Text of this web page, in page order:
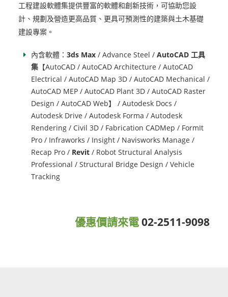
工程建設軟體集提供豐富的軟體和創新技術，可協助您設
計、規劃及營造更高品質、更具可預測性的建築與土木基礎
建設專案。
內含軟體： 3ds Max/ Advance Steel / AutoCAD 工具
集【AutoCAD / AutoCAD Architecture / AutoCAD
Electrical / AutoCAD Map 3D / AutoCAD Mechanical /
AutoCAD MEP / AutoCAD Plant 3D / AutoCAD Raster
Design / AutoCAD Web】 / Autodesk Docs /
Autodesk Drive / Autodesk Forma / Autodesk
Rendering / Civil 3D / Fabrication CADMep / FormIt
Pro / Infraworks / Insight / Navisworks Manage /
Recap Pro / Revit/ Robot Structural Analysis
Professional / Structural Bridge Design / Vehicle
Tracking
優惠價請來電02-2511-9098